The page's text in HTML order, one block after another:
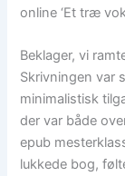
online ‘Et træ
Beklager, vi
Skrivningen var
minimalistisk
der var både
epub
lukkede bog,